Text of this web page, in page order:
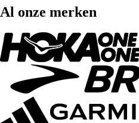
Al onze merken